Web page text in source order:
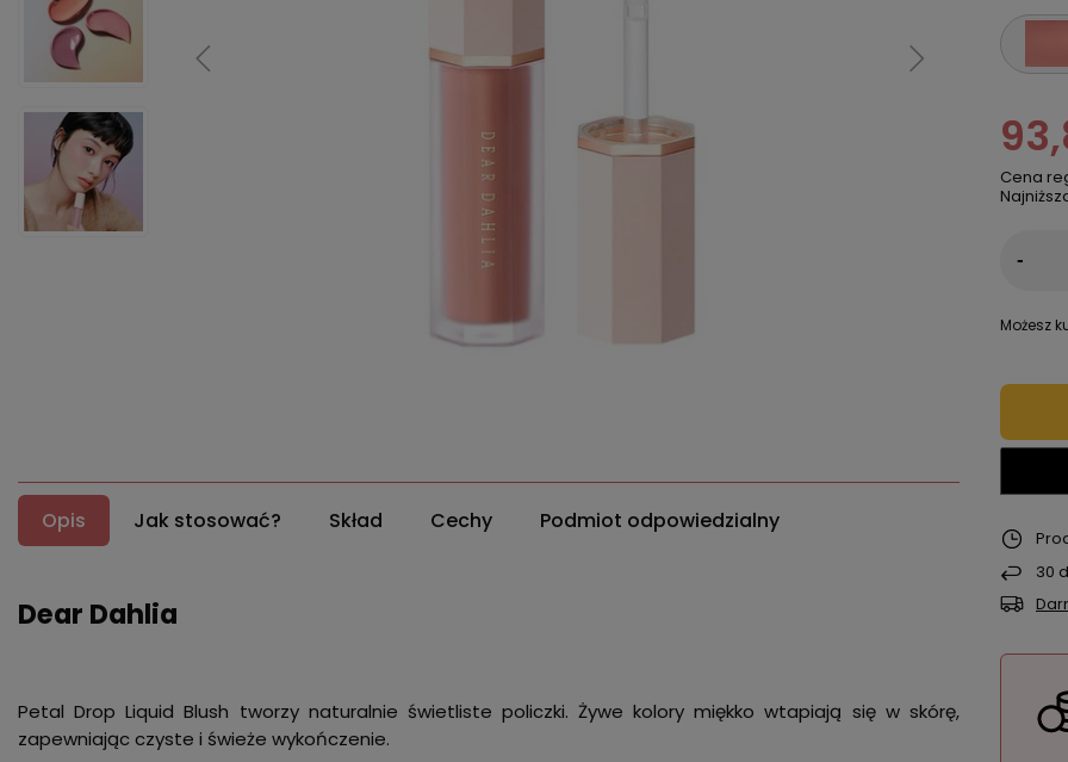
Opis Jak stosować? Skład Cechy Podmiot odpowiedzialny
Dear Dahlia
Petal Drop Liquid Blush tworzy naturalnie świetliste policzki. Żywe kolory miękko wtapiają się w skórę,
zapewniając czyste i świeże wykończenie.
Cena
-
Możesz
30